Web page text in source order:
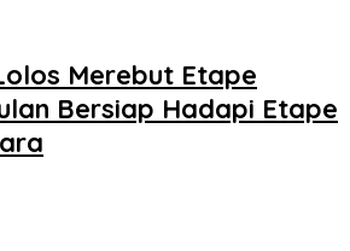
Merebut Etape
Bersiap Hadapi Etape